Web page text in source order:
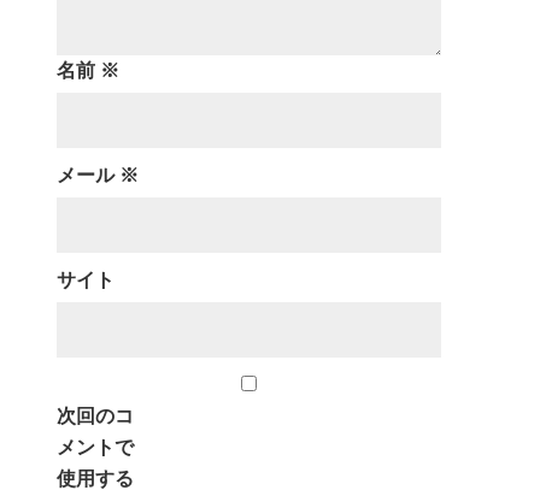
名前 ※
メール ※
サイト
次回のコ
メントで
使用する